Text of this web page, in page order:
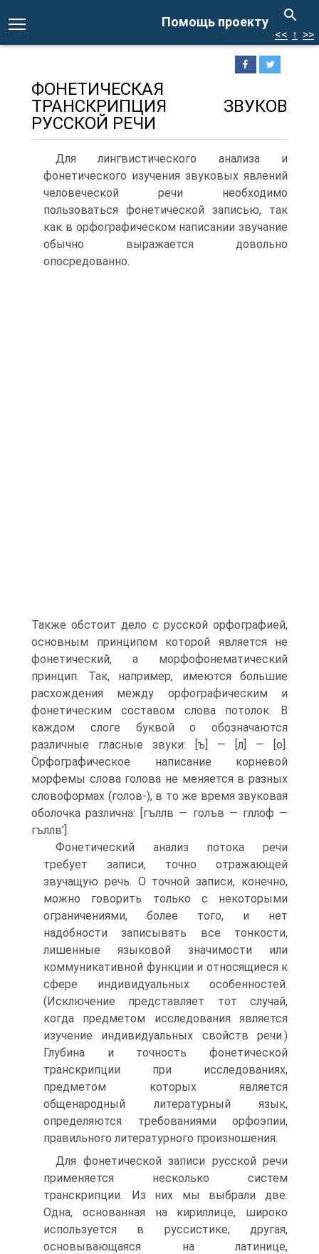
Помощь проекту
<< ↑ >>
ФОНЕТИЧЕСКАЯ
ТРАНСКРИПЦИЯ ЗВУКОВ
РУССКОЙ РЕЧИ
Для лингвистического анализа и
фонетического изучения звуковых явлений
человеческой речи необходимо
пользоваться фонетической записью, так
как в орфографическом написании звучание
обычно выражается довольно
опосредованно.
Также обстоит дело с русской орфографией,
основным принципом которой является не
фонетический, а морфофонематический
принцип. Так, например, имеются большие
расхождения между орфографическим и
фонетическим составом слова потолок. В
каждом слоге буквой о обозначаются
различные гласные звуки: [ъ] — [л] — [о].
Орфографическое написание корневой
морфемы слова голова не меняется в разных
словоформах (голов-), в то же время звуковая
оболочка различна: [гъллв — голъв — гллоф —
гъллв’].
Фонетический анализ потока речи
требует записи, точно отражающей
звучащую речь. О точной записи, конечно,
можно говорить только с некоторыми
ограничениями, более того, и нет
надобности записывать все тонкости,
лишенные языковой значимости или
коммуникативной функции и относящиеся к
сфере индивидуальных особенностей.
(Исключение представляет тот случай,
когда предметом исследования является
изучение индивидуальных свойств речи.)
Глубина и точность фонетической
транскрипции при исследованиях,
предметом которых является
общенародный литературный язык,
определяются требованиями орфоэпии,
правильного литературного произношения.
Для фонетической записи русской речи
применяется несколько систем
транскрипции. Из них мы выбрали две.
Одна, основанная на кириллице, широко
используется в руссистике; другая,
основывающаяся на латинице,